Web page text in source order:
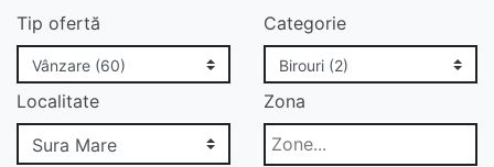
Tip ofertă Categorie
Localitate Zona